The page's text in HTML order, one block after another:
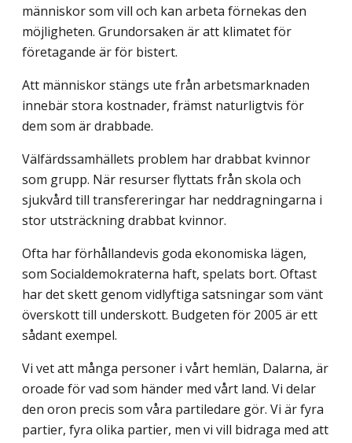
människor som vill och kan arbeta förnekas den
möjligheten. Grundorsaken är att klimatet för
företagande är för bistert.
Att människor stängs ute från arbetsmarknaden
innebär stora kostnader, främst naturligtvis för
dem som är drabbade.
Välfärdssamhällets problem har drabbat kvinnor
som grupp. När resurser flyttats från skola och
sjukvård till transfereringar har neddragningarna i
stor utsträckning drabbat kvinnor.
Ofta har förhållandevis goda ekonomiska lägen,
som Socialdemokraterna haft, spelats bort. Oftast
har det skett genom vidlyftiga satsningar som vänt
överskott till underskott. Budgeten för 2005 är ett
sådant exempel.
Vi vet att många personer i vårt hemlän, Dalarna, är
oroade för vad som händer med vårt land. Vi delar
den oron precis som våra partiledare gör. Vi är fyra
partier, fyra olika partier, men vi vill bidraga med att